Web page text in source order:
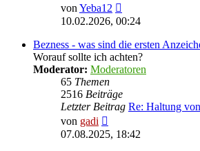
von Yeba12
Beitrag
10.02.2026, 00:24
Bezness - was sind die ersten
Worauf sollte ich achten?
Moderator: Moderatoren
65 Themen
2516 Beiträge
Letzter Beitrag Re: Haltung
von gadi
Beitrag
07.08.2025, 18:42